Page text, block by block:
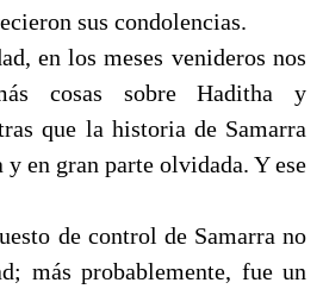
sus condolencias.
en los meses venideros nos
cosas sobre Haditha y
que la historia de Samarra
en gran parte olvidada. Y ese
de control de Samarra no
más probablemente, fue un